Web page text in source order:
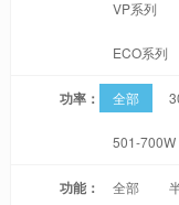
VP系列
ECO系列
功率： 全部
501-700W
功能： 全部